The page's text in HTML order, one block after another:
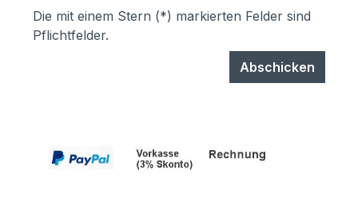
Die mit einem Stern (*) markierten Felder sind
Pflichtfelder.
Abschicken